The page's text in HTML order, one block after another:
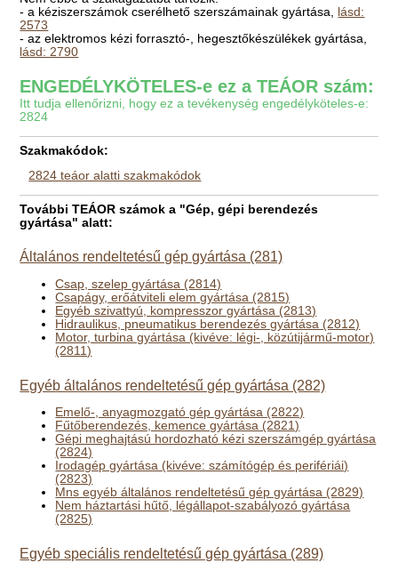
- a kéziszerszámok cserélhető szerszámainak gyártása, lásd:
2573
- az elektromos kézi forrasztó-, hegesztőkészülékek gyártása,
lásd: 2790
ENGEDÉLYKÖTELES-e ez a TEÁOR szám:
Itt tudja ellenőrizni, hogy ez a tevékenység engedélyköteles-e:
2824
Szakmakódok:
2824 teáor alatti szakmakódok
További TEÁOR számok a "Gép, gépi berendezés
gyártása" alatt:
Általános rendeltetésű gép gyártása (281)
Csap, szelep gyártása (2814)
Csapágy, erőátviteli elem gyártása (2815)
Egyéb szivattyú, kompresszor gyártása (2813)
Hidraulikus, pneumatikus berendezés gyártása (2812)
Motor, turbina gyártása (kivéve: légi-, közútijármű-motor)
(2811)
Egyéb általános rendeltetésű gép gyártása (282)
Emelő-, anyagmozgató gép gyártása (2822)
Fűtőberendezés, kemence gyártása (2821)
Gépi meghajtású hordozható kézi szerszámgép gyártása
(2824)
Irodagép gyártása (kivéve: számítógép és perifériái)
(2823)
Mns egyéb általános rendeltetésű gép gyártása (2829)
Nem háztartási hűtő, légállapot-szabályozó gyártása
(2825)
Egyéb speciális rendeltetésű gép gyártása (289)